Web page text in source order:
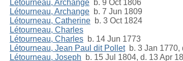
Létourneau, Archange b. 9 Oct 1806
Létourneau, Archange b. 7 Jun 1809
Létourneau, Catherine b. 3 Oct 1824
Létourneau, Charles
Létourneau, Charles b. 14 Jun 1773
Létourneau, Jean Paul dit Polletb. 3 Jan 1770,
Létourneau, Joseph b. 15 Jul 1804, d. 13 Apr